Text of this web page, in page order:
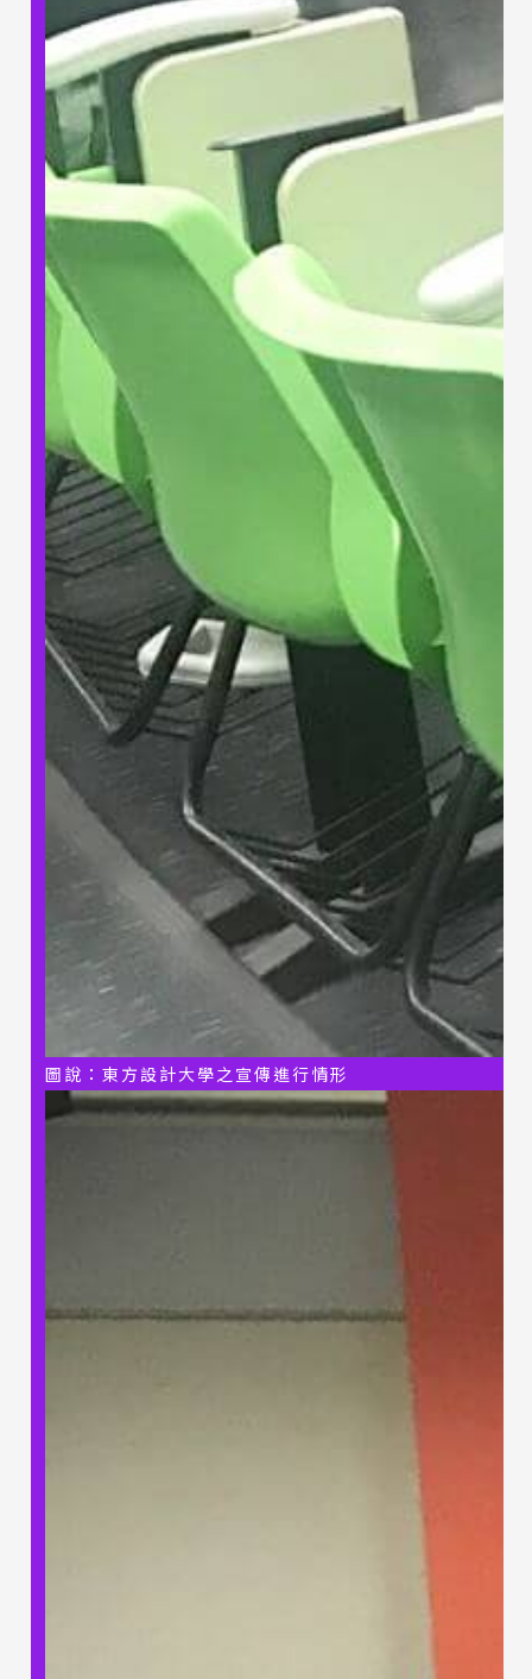
圖說：東方設計大學之宣傳進行情形